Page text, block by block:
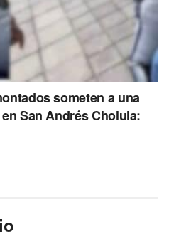
someten a una
San Andrés Cholula: